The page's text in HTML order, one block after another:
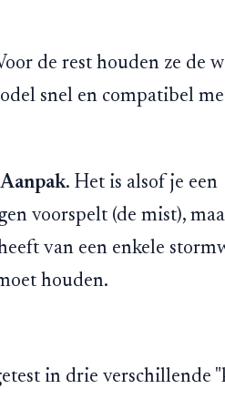
de rest houden ze de
snel en compatibel
. Het is alsof je een
voorspelt (de mist),
van een enkele
houden.
in drie verschillende